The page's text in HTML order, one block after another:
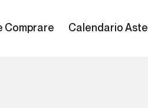
Comprare Calendario Aste